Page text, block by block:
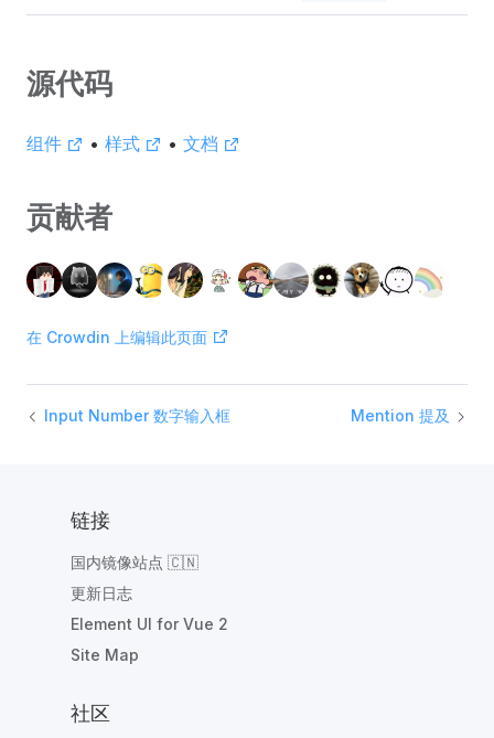
源代码
组件 • 样式 • 文档
贡献者
在 Crowdin 上编辑此页面
Input Number 数字输入框 Mention 提及
链接
国内镜像站点 🇨🇳
更新日志
Element UI for Vue 2
Site Map
社区